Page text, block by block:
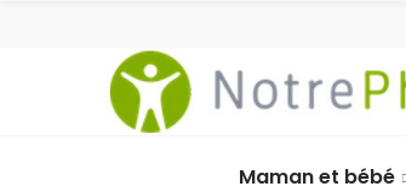
Maman et bébé